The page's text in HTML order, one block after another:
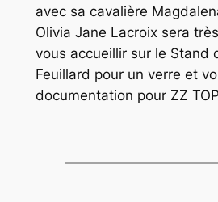
avec sa cavalière
Olivia Jane Lacroix sera
vous accueillir sur le Stand
Feuillard pour un verre et
documentation pour ZZ